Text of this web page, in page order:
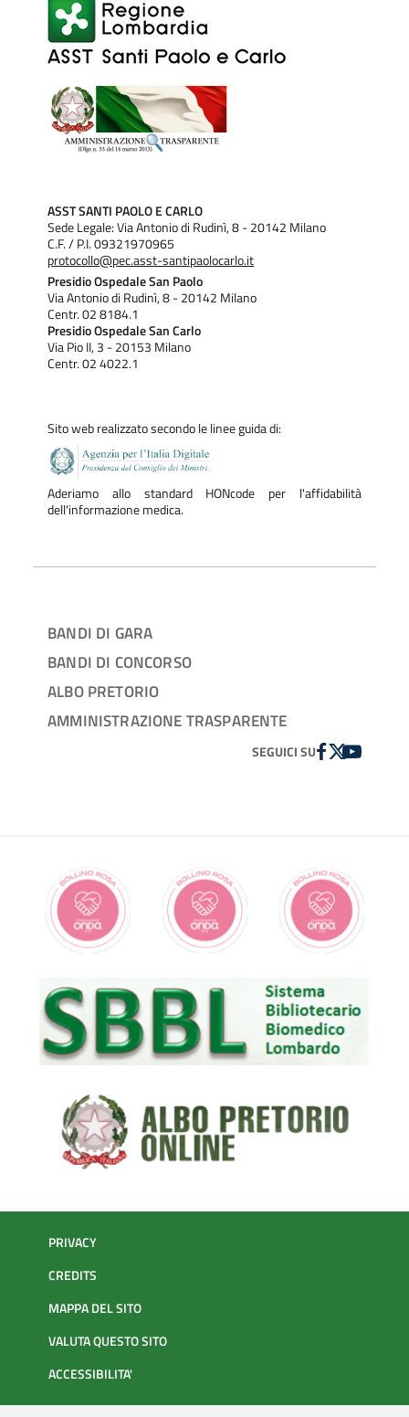
ASST SANTI PAOLO E CARLO
Sede Legale: Via Antonio di Rudinì, 8 - 20142 Milano
C.F. / P.I. 09321970965
protocollo@pec.asst-santipaolocarlo.it
Presidio Ospedale San Paolo
Via Antonio di Rudinì, 8 - 20142 Milano
Centr. 02 8184.1
Presidio Ospedale San Carlo
Via Pio II, 3 - 20153 Milano
Centr. 02 4022.1
Sito web realizzato secondo le linee guida di:
Aderiamo allo standard HONcode per l'affidabilità
dell'informazione medica.
BANDI DI GARA
BANDI DI CONCORSO
ALBO PRETORIO
AMMINISTRAZIONE TRASPARENTE
SEGUICI SUFACEBOOK
TWITTER
YOUTUBE
PRIVACY
CREDITS
MAPPA DEL SITO
VALUTA QUESTO SITO
ACCESSIBILITA'